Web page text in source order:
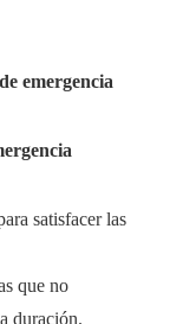
emergencia
satisfacer las
que no
duración.